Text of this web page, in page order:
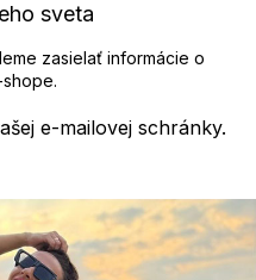
e-mailovej schránky.
sveta
zasielať informácie o